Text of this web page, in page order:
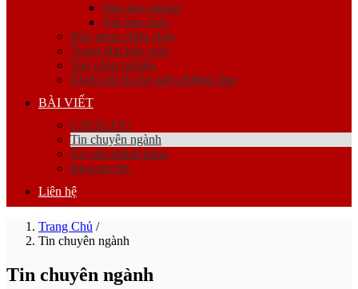
Đèn báo phòng
Nút báo cháy
Đầu phun chữa cháy
Trung tâm báo cháy
Van công nghiệp
Khớp nối & phụ kiện đường ống
BÀI VIẾT
CATALOG
Tin chuyên ngành
Tư vấn khách hàng
Blog tin tức
Liên hệ
Trang Chủ /
Tin chuyên ngành
Tin chuyên ngành